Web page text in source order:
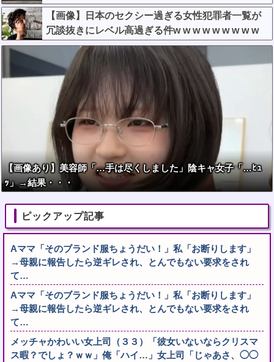
う？？？？？？
【画像】日本のセクシー過ぎる女性犯罪者一覧が
冗談抜きにレベル高過ぎる件w w w w w w w w w
【画像あり】美容師「…手は尽くしました」陰キャ女子「…ﾋｭ
ｯ」→結果・・・
ピックアップ記事
Aママ「そのブランド服ちょうだい！」私「お断りします」
→母親に報告したら逆ギレされ、とんでもない要求をされ
て…
Aママ「そのブランド服ちょうだい！」私「お断りします」
→母親に報告したら逆ギレされ、とんでもない要求をされ
て…
メッチャかわいい女上司（３３）「彼女いないならクリスマ
ス暇？でしょ？ｗｗ」俺「ハイ…」女上司「じゃあさ、◯◯